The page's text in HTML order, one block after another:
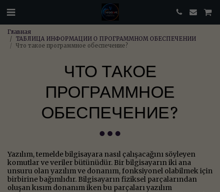
Главная
ТАБЛИЦА ИНФОРМАЦИИ О ПРОГРАММНОМ ОБЕСПЕЧЕНИИ
Что такое программное обеспечение?
ЧТО ТАКОЕ
ПРОГРАММНОЕ
ОБЕСПЕЧЕНИЕ?
Yazılım, temelde bilgisayara nasıl çalışacağını söyleyen
komutlar ve veriler bütünüdür. Bir bilgisayarın iki ana
unsuru olan yazılım ve donanım, fonksiyonel olabilmek için
birbirine bağımlıdır. Bilgisayarın fiziksel parçalarından
oluşan kısım donanım iken bu parçaları yazılım